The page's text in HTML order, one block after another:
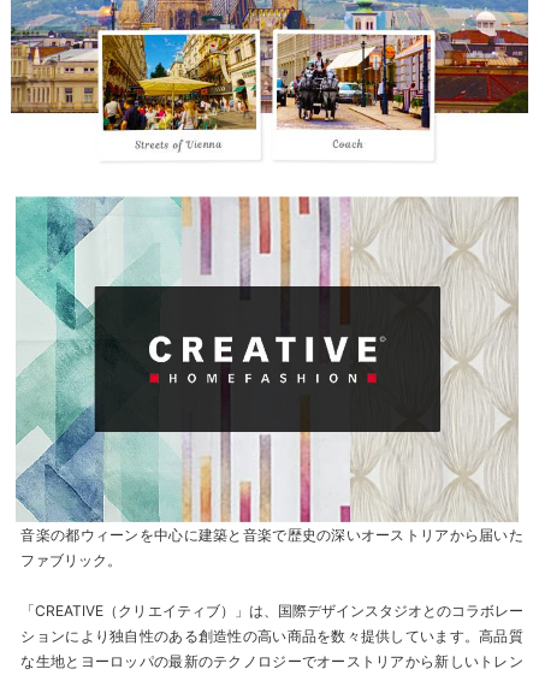
音楽の都ウィーンを中心に建築と音楽で歴史の深いオーストリアから届いた
ファブリック。
「CREATIVE（クリエイティブ）」は、国際デザインスタジオとのコラボレー
ションにより独自性のある創造性の高い商品を数々提供しています。高品質
な生地とヨーロッパの最新のテクノロジーでオーストリアから新しいトレン